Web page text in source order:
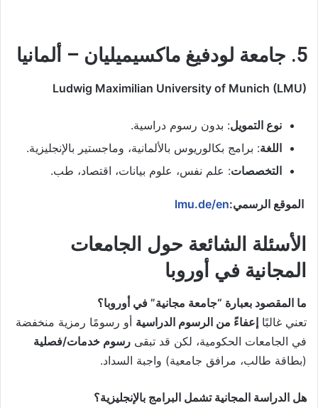
5. جامعة لودفيغ ماكسيميليان – ألمانيا
Ludwig Maximilian University of Munich (LMU)
نوع التمويل: بدون رسوم دراسية.
اللغة: برامج بكالوريوس بالألمانية، وماجستير بالإنجليزية.
التخصصات: علم نفس، علوم بيانات، اقتصاد، طب.
الموقع الرسمي:lmu.de/en
الأسئلة الشائعة حول الجامعات
المجانية في أوروبا
ما المقصود بعبارة “جامعة مجانية” في أوروبا؟
تعني غالبًا إعفاءً من الرسوم الدراسية أو رسومًا رمزية منخفضة
في الجامعات الحكومية، لكن قد تبقى رسوم خدمات/فصلية
(بطاقة طالب، مرافق جامعية) واجبة السداد.
هل الدراسة المجانية تشمل البرامج بالإنجليزية؟